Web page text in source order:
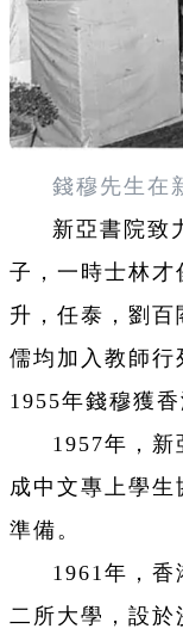
錢穆先生在
新亞書院致
子，一時士林才
升，任泰，劉
儒均加入教師行
1955年錢穆獲
1957年，新
成中文專上學
準備。
1961年，
二所大學，設